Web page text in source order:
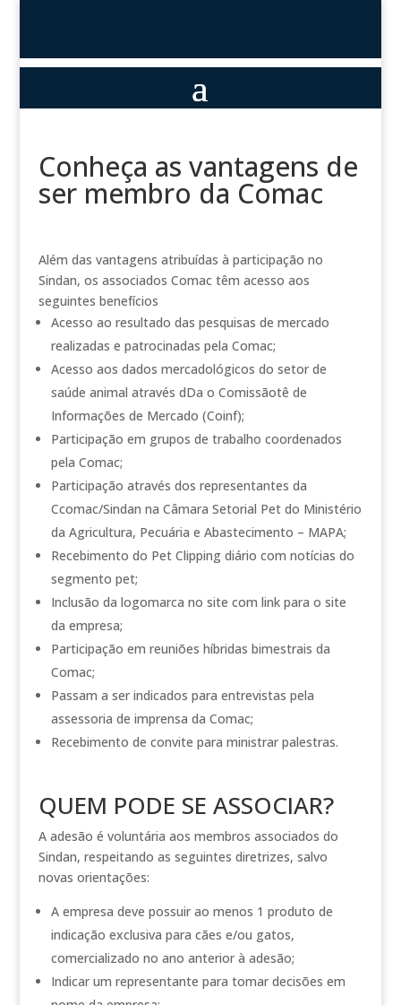
Conheça as vantagens de
ser membro da Comac
Além das vantagens atribuídas à participação no
Sindan, os associados Comac têm acesso aos
seguintes benefícios
Acesso ao resultado das pesquisas de mercado
realizadas e patrocinadas pela Comac;
Acesso aos dados mercadológicos do setor de
saúde animal através dDa o Comissãotê de
Informações de Mercado (Coinf);
Participação em grupos de trabalho coordenados
pela Comac;
Participação através dos representantes da
Ccomac/Sindan na Câmara Setorial Pet do Ministério
da Agricultura, Pecuária e Abastecimento – MAPA;
Recebimento do Pet Clipping diário com notícias do
segmento pet;
Inclusão da logomarca no site com link para o site
da empresa;
Participação em reuniões híbridas bimestrais da
Comac;
Passam a ser indicados para entrevistas pela
assessoria de imprensa da Comac;
Recebimento de convite para ministrar palestras.
QUEM PODE SE ASSOCIAR?
A adesão é voluntária aos membros associados do
Sindan, respeitando as seguintes diretrizes, salvo
novas orientações:
A empresa deve possuir ao menos 1 produto de
indicação exclusiva para cães e/ou gatos,
comercializado no ano anterior à adesão;
Indicar um representante para tomar decisões em